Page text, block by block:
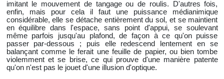
imitant le mouvement de tangage ou de roulis. D'autres fois,
enfin, mais pour cela il faut une puissance médianimique
considérable, elle se détache entièrement du sol, et se maintient
en équilibre dans l'espace, sans point d'appui, se soulevant
même parfois jusqu'au plafond, de façon à ce qu'on puisse
passer par-dessous ; puis elle redescend lentement en se
balançant comme le ferait une feuille de papier, ou bien tombe
violemment et se brise, ce qui prouve d'une manière patente
qu'on n'est pas le jouet d'une illusion d'optique.